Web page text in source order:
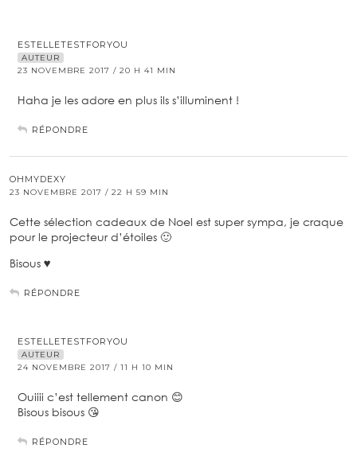
ESTELLETESTFORYOU
AUTEUR
23 NOVEMBRE 2017 / 20 H 41 MIN
Haha je les adore en plus ils s’illuminent !
RÉPONDRE
OHMYDEXY
23 NOVEMBRE 2017 / 22 H 59 MIN
Cette sélection cadeaux de Noel est super sympa, je craque
pour le projecteur d’étoiles 🙂
Bisous ♥︎
RÉPONDRE
ESTELLETESTFORYOU
AUTEUR
24 NOVEMBRE 2017 / 11 H 10 MIN
Ouiiii c’est tellement canon 😊
Bisous bisous 😘
RÉPONDRE